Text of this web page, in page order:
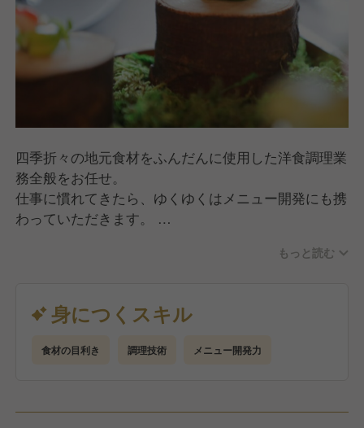
四季折々の地元食材をふんだんに使用した洋食調理業
務全般をお任せ。
仕事に慣れてきたら、ゆくゆくはメニュー開発にも携
わっていただきます。
あなたの経験を活かし、料理でお客様のお誕生日や結
いをお願いします。
もっと読む
身につくスキル
食材の目利き 調理技術 メニュー開発力